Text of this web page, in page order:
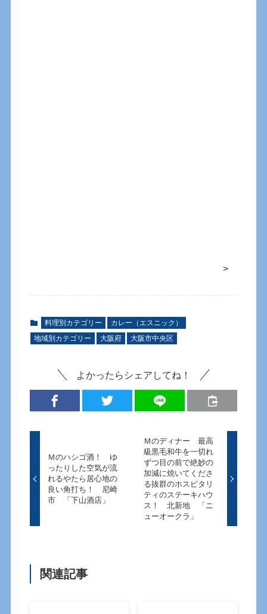
>
料理別カテゴリー
カレー（エスニック）
地域別カテゴリー
大阪府 大阪市中央区
よかったらシェアしてね！
Ｍのハシゴ酒！ ゆ
ったりした空気が流
れるやたら居心地の
良い角打ち！ 尼崎
市 「下山酒店」
Ｍのディナー 最高
級黒毛和牛を一切れ
ずつ目の前で絶妙の
加減に焼いてくださ
る抜群のホスピタリ
ティのステーキハウ
ス！ 北新地 「ニ
ューオークラ」
関連記事